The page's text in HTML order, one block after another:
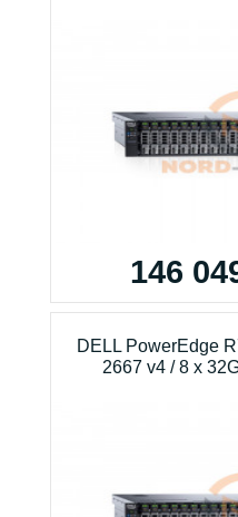
146
DELL PowerEdge
2667 v4 / 8 x